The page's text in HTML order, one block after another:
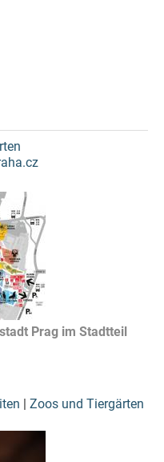
Prag im Stadtteil
| Zoos und Tiergärten